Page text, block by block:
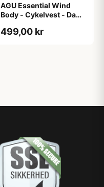
AGU Essential Wind
Body - Cykelvest - Dame
XS
499,00 kr